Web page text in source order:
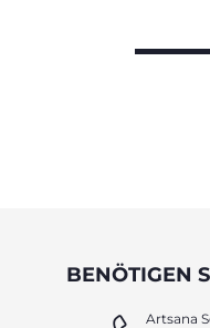
BENÖTIGEN
Artsana